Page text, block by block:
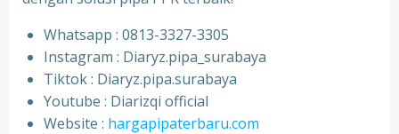
Whatsapp : 0813-3327-3305
⁠Instagram : Diaryz.pipa_surabaya
⁠Tiktok : Diaryz.pipa.surabaya
⁠Youtube : Diarizqi official
⁠Website : hargapipaterbaru.com